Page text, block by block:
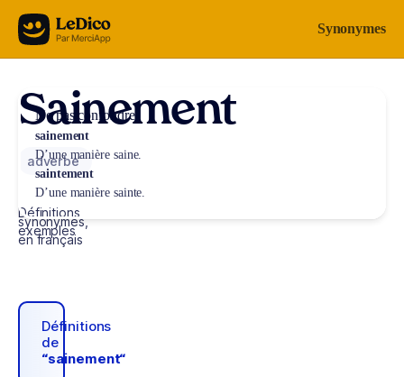
Aller au contenu Synonymes
Sainement
adverbe
Définitions,
synonymes,
exemples
en français
Définitions
de
“sainement“
Ne pas confondre
sainement
D’une manière saine.
saintement
D’une manière sainte.